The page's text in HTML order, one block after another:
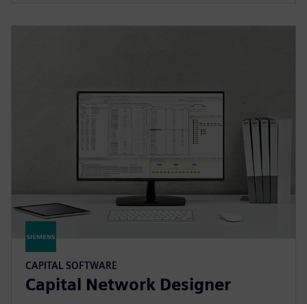
CAPITAL SOFTWARE
Capital Network Designer